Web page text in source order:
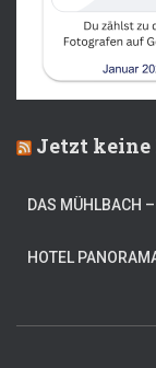
Jetzt keine
DAS MÜHLBACH
HOTEL